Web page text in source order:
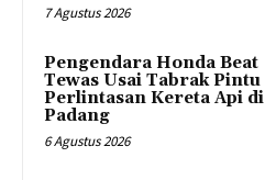
7 Agustus 2026
Pengendara Honda Beat
Tewas Usai Tabrak Pintu
Perlintasan Kereta Api di
Padang
6 Agustus 2026